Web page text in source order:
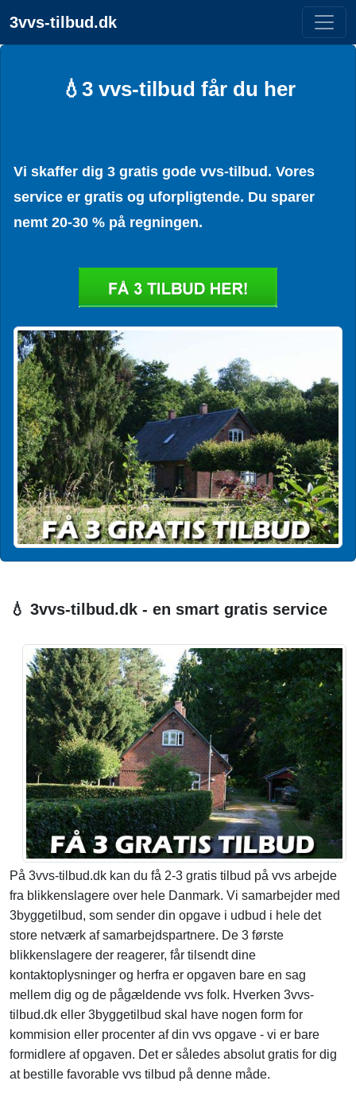
3vvs-tilbud.dk
💧3 vvs-tilbud får du her
Vi skaffer dig 3 gratis gode vvs-tilbud. Vores
service er gratis og uforpligtende. Du sparer
nemt 20-30 % på regningen.
💧 3vvs-tilbud.dk - en smart gratis service
På 3vvs-tilbud.dk kan du få 2-3 gratis tilbud på vvs arbejde
fra blikkenslagere over hele Danmark. Vi samarbejder med
3byggetilbud, som sender din opgave i udbud i hele det
store netværk af samarbejdspartnere. De 3 første
blikkenslagere der reagerer, får tilsendt dine
kontaktoplysninger og herfra er opgaven bare en sag
mellem dig og de pågældende vvs folk. Hverken 3vvs-
tilbud.dk eller 3byggetilbud skal have nogen form for
kommision eller procenter af din vvs opgave - vi er bare
formidlere af opgaven. Det er således absolut gratis for dig
at bestille favorable vvs tilbud på denne måde.